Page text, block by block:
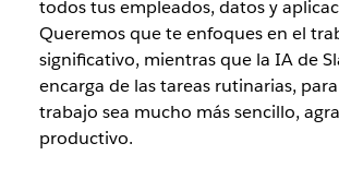
todos tus empleados, datos y
Queremos que te enfoques en el
significativo, mientras que la IA de
encarga de las tareas rutinarias,
trabajo sea mucho más sencillo,
productivo.